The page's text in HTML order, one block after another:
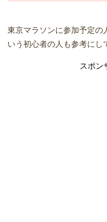
東京マラソンに参加予定の
いう初心者の人も参考にし
スポン